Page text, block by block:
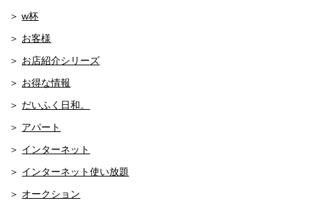
w杯
お客様
お店紹介シリーズ
お得な情報
だいふく日和。
アパート
インターネット
インターネット使い放題
オークション